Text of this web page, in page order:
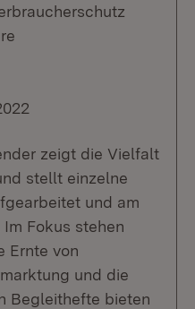
zeigt die Vielfalt
stellt einzelne
und am
Fokus stehen
Ernte von
und die
Begleithefte bieten